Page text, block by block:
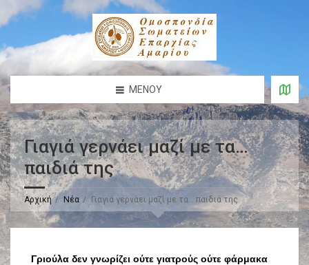
ΜΕΝΟΎ
Γιαγιά γερνάει μαζί με τα…
παιδιά της
Αρχική Νέα Γιαγιά γερνάει μαζί με τα… παιδιά της
Γριούλα δεν γνωρίζει ούτε γιατρούς ούτε φάρμακα